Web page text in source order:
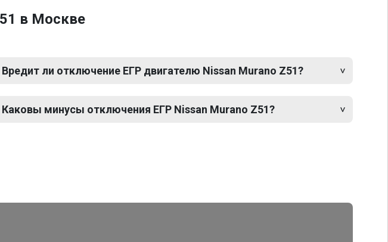
в Москве
Вредит ли отключение ЕГР двигателю Nissan Murano Z51?
Каковы минусы отключения ЕГР Nissan Murano Z51?